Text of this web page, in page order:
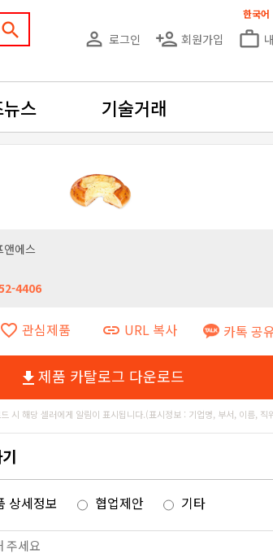
search person_outline 로그인 person_add 회원가입 work_outline
한국어
스 기술거래
앤에스
4406
favorite_border 관심제품 link URL 복사 카톡 공
file_download 제품 카탈로그 다운로드
시 해당 셀러에게 알림이 표시됩니다.(표시정보 : 기업명, 부서, 이름, 직
상세정보 협업제안 기타